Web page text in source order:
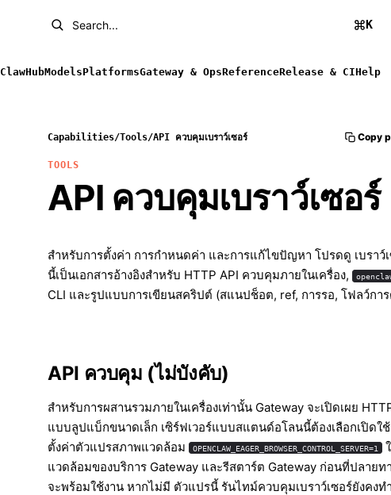
Search... K
ClawHubModelsPlatformsGateway & OpsReferenceRelease & CIHelp
Capabilities/Tools/API ควบคุมเบราว์เซอร์ Copy
TOOLS
API ควบคุมเบราว์เซอร์
สำหรับการตั้งค่า การกำหนดค่า และการแก้ไขปัญหา โปรดดู เบราว์
นี้เป็นเอกสารอ้างอิงสำหรับ HTTP API ควบคุมภายในเครื่อง,
CLI และรูปแบบการเขียนสคริปต์ (สแนปช็อต, ref, การรอ, โฟลว์กา
API ควบคุม (ไม่บังคับ)
สำหรับการผสานรวมภายในเครื่องเท่านั้น Gateway จะเปิดเผย
แบบลูปแบ็กขนาดเล็ก เซิร์ฟเวอร์แบบสแตนด์อโลนนี้ต้องเลือกเปิดใ
ตั้งค่าตัวแปรสภาพแวดล้อม
OPENCLAW_EAGER_BROWSER_CONTROL_SERVER=1
แวดล้อมของบริการ Gateway และรีสตาร์ต Gateway ก่อนที่ปลายท
จะพร้อมใช้งาน หากไม่มี ตัวแปรนี้ รันไทม์ควบคุมเบราว์เซอร์ยังคงท